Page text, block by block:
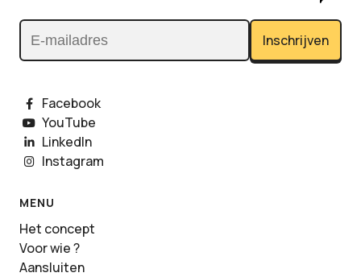
E-mailadres Inschrijven
Facebook
YouTube
LinkedIn
Instagram
MENU
Het concept
Voor wie ?
Aansluiten